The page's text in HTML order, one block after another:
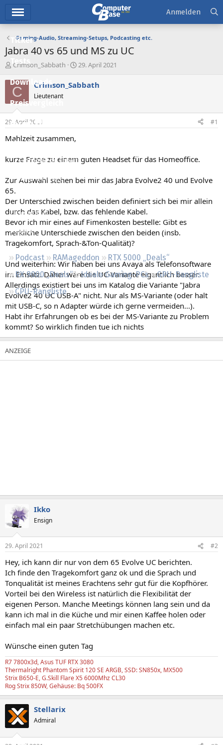
Ticker
Tests
Downloads
Preisvergleich
Forum
Aktuelles
Empfohlene Inhalte
Neue Beiträge
Leserartikel
Regeln
Podcast RAMageddon
RTX 5000 „Deals“
RX 9000 „Deals“
Ideale Gaming-PCs
GPU-Rangliste
CPU-Rangliste
Anmelden
Gaming-Audio, Streaming-Setups, Podcasting etc.
Jabra 40 vs 65 und MS zu UC
E
s
t
e
e
r
Crimson_Sabbath
E
s
t
29. April 2021
C Crimson_Sabbath
Lieutenant
29. April 2021 #1
Mahlzeit zusammen,
kurze Frage zu einem guten Headset für das Homeoffice.
Zur Auswahl stehen bei mir das Jabra Evolve2 40 und Evolve
65.
Der Unterschied zwischen beiden definiert sich bei mir allein
durch das Kabel, bzw. das fehlende Kabel.
Bevor ich mir eines auf Fimenkosten bestelle: Gibt es
merkliche Unterschiede zwischen den beiden (insb.
Tragekomfort, Sprach-&Ton-Qualität)?
Und weiterhin: Wir haben bei uns Avaya als Telefonsoftware
im Einsatz. Daher wäre die UC-Variante eigentlich besser.
Allerdings existiert bei uns im Katalog die Variante "Jabra
Evolve2 40 UC USB-A" nicht. Nur als MS-Variante (oder halt
mit USB-C, so n Adapter würde ich gerne vermeiden...).
Habt ihr Erfahrungen ob es bei der MS-Variante zu Problem
kommt? So wirklich finden tue ich nichts
Ikko
Ensign
29. April 2021 #2
Hey, ich kann dir nur von dem 65 Evolve UC berichten.
Ich finde den Tragekomfort ganz ok und die Sprach und
Tonqualität ist meines Erachtens sehr gut für die Kopfhörer.
Vorteil bei den Wireless ist natürlich die Flexibilität der
eigenen Person. Manche Meetings können lang sein und da
kann ich mal in die Küche und mir einen Kaffee holen oder
einfach mal ein paar Stretchübungen machen etc.
Wünsche einen guten Tag
R7 7800x3d, Asus TUF RTX 3080
Thermalright Phantom Spirit 120 SE ARGB, SSD: SN850x, MX500
Strix B650-E, G.Skill Flare X5 6000Mhz CL30
Rog Strix 850W, Gehäuse: Bq 500FX
Stellarix
Admiral